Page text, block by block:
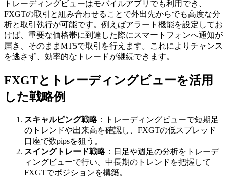
トレーディングビューはモバイルアプリでも利用でき、
FXGTの取引と組み合わせることで外出先からでも高度な分
析と取引執行が可能です。例えばアラート機能を設定してお
けば、重要な価格帯に到達した際にスマートフォンへ通知が
届き、そのままMT5で取引を行えます。これによりチャンス
を逃さず、効率的なトレードが継続できます。
FXGTとトレーディングビューを活用
した戦略例
スキャルピング戦略：トレーディングビューで短期足
のトレンドや出来高を確認し、FXGTの低スプレッド
口座で数pipsを狙う。
スイングトレード戦略：日足や週足の分析をトレーデ
ィングビューで行い、中長期のトレンドを把握して
FXGTでポジションを構築。